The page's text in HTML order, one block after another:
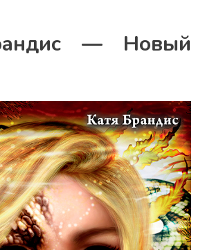
— Новый